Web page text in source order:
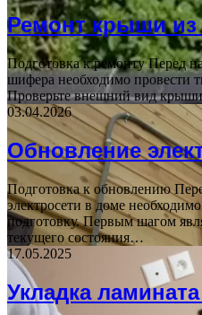
Ремонт крыши
Подготовка к ремонту Перед
шифера необходимо провести
Проверьте внешний вид
03.04.2026
Обновление
Подготовка к обновлению
электросети в доме
подготовку. Первым шагом
текущего состояния…
17.05.2025
Укладка